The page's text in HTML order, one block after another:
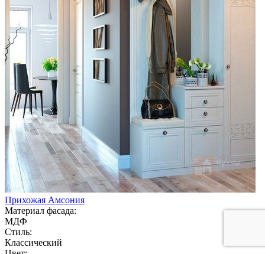
Прихожая Амсония
Материал фасада:
МДФ
Стиль:
Классический